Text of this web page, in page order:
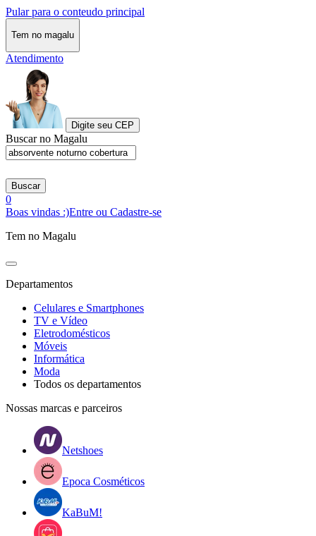
Pular para o conteudo principal
Tem no magalu
Atendimento
Digite seu CEP
Buscar no Magalu
Buscar
0
Boas vindas :)Entre ou Cadastre-se
Tem no Magalu
Departamentos
Celulares e Smartphones
TV e Vídeo
Eletrodomésticos
Móveis
Informática
Moda
Todos os departamentos
Nossas marcas e parceiros
Netshoes
Epoca Cosméticos
KaBuM!